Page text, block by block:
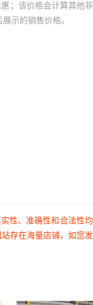
；该价格会计算其他
示的销售价格。
性、准确性和合法性
存在海量店铺，如您